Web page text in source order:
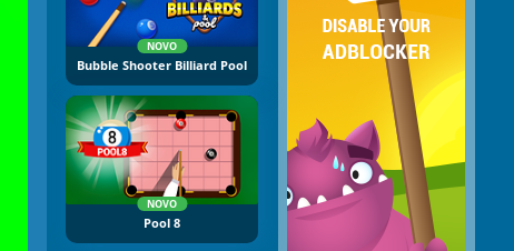
NOVO
Bubble Shooter Billiard Pool
NOVO
Pool 8